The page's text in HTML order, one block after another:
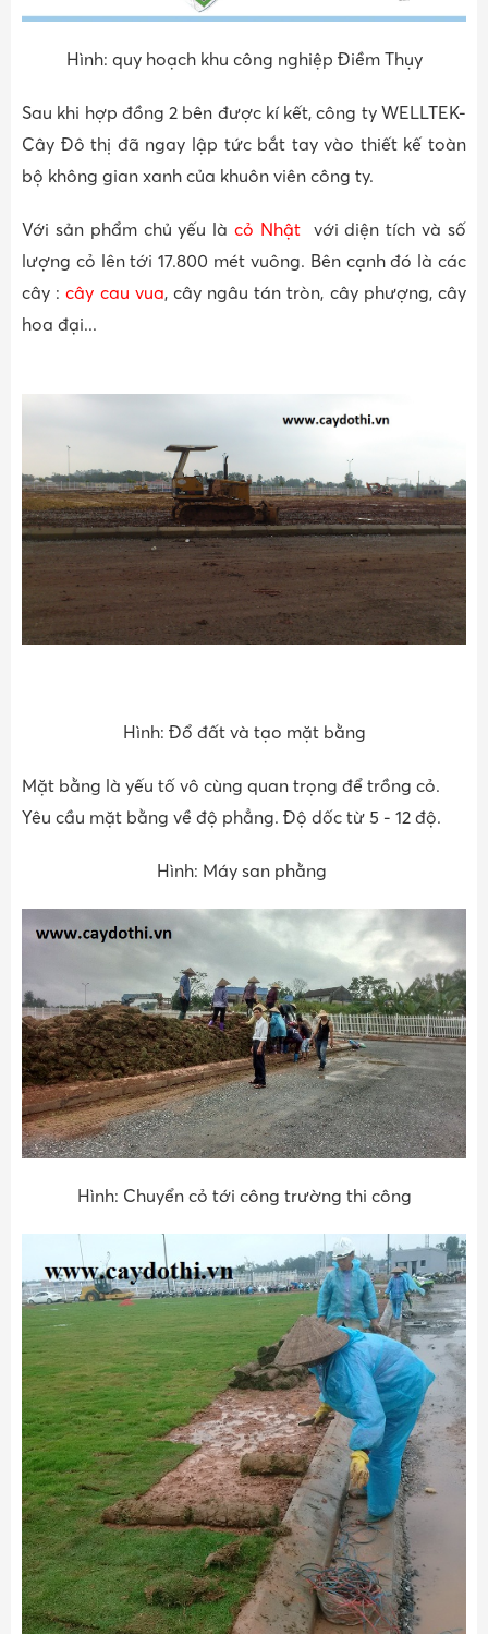
Hình: quy hoạch khu công nghiệp Điềm Thụy
Sau khi hợp đồng 2 bên được kí kết, công ty WELLTEK-
Cây Đô thị đã ngay lập tức bắt tay vào thiết kế toàn
bộ không gian xanh của khuôn viên công ty.
Với sản phẩm chủ yếu làcỏ Nhậtvới diện tích và số
lượng cỏ lên tới 17.800 mét vuông. Bên cạnh đó là các
cây : cây cau vua, cây ngâu tán tròn, cây phượng, cây
hoa đại...
Hình: Đổ đất và tạo mặt bằng
Mặt bằng là yếu tố vô cùng quan trọng để trồng cỏ.
Yêu cầu mặt bằng về độ phẳng. Độ dốc từ 5 - 12 độ.
Hình: Máy san phằng
Hình: Chuyển cỏ tới công trường thi công